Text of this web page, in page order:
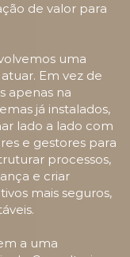
de valor para
uma
Em vez de
apenas na
já instalados,
lado a lado com
e gestores para
processos,
e criar
mais seguros,
a uma